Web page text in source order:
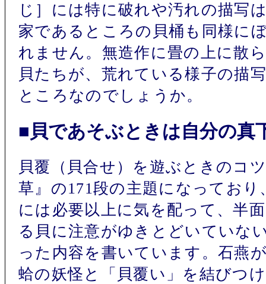
じ］には特に破れや汚れの描写
家であるところの貝桶も同様に
れません。無造作に畳の上に散
貝たちが、荒れている様子の描
ところなのでしょうか。
■貝であそぶときは自分の真
貝覆（貝合せ）を遊ぶときのコ
草』の171段の主題になってお
には必要以上に気を配って、半
る貝に注意がゆきとどいてい
った内容を書いています。石燕
蛤の妖怪と「貝覆い」を結びつ